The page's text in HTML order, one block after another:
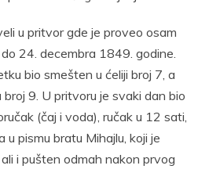
u pritvor gde je proveo osam
24. decembra 1849. godine.
bio smešten u ćeliji broj 7, a
broj 9. U pritvoru je svaki dan bio
(čaj i voda), ručak u 12 sati,
u pismu bratu Mihajlu, koji je
i pušten odmah nakon prvog